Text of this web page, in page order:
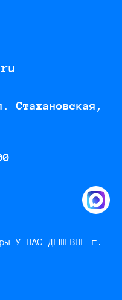
Стахановская,
У НАС ДЕШЕВЛЕ г.